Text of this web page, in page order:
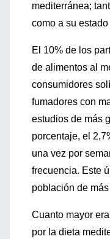
mediterránea;
como a su
El 10% de los
de alimentos al
consumidores
fumadores con
estudios de más
porcentaje, el
una vez por
frecuencia. Este
población de
Cuanto mayor
por la dieta